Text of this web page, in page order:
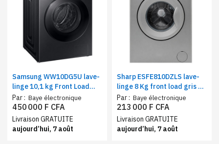
Samsung WW10DG5U lave-
linge 10,1 kg Front Load
noir – Machine à Laver
chargement frontal, Wi-Fi
AI Ecobubble
Par : Baye électronique
450 000 F CFA
Livraison GRATUITE
aujourd’hui, 7 août
Sharp ESFE810DZLS lave-
linge 8 Kg front load gris –
Machine à laver 1000 tr/min
A++ lavage rapide verrou
enfant
Par : Baye électronique
213 000 F CFA
Livraison GRATUITE
aujourd’hui, 7 août